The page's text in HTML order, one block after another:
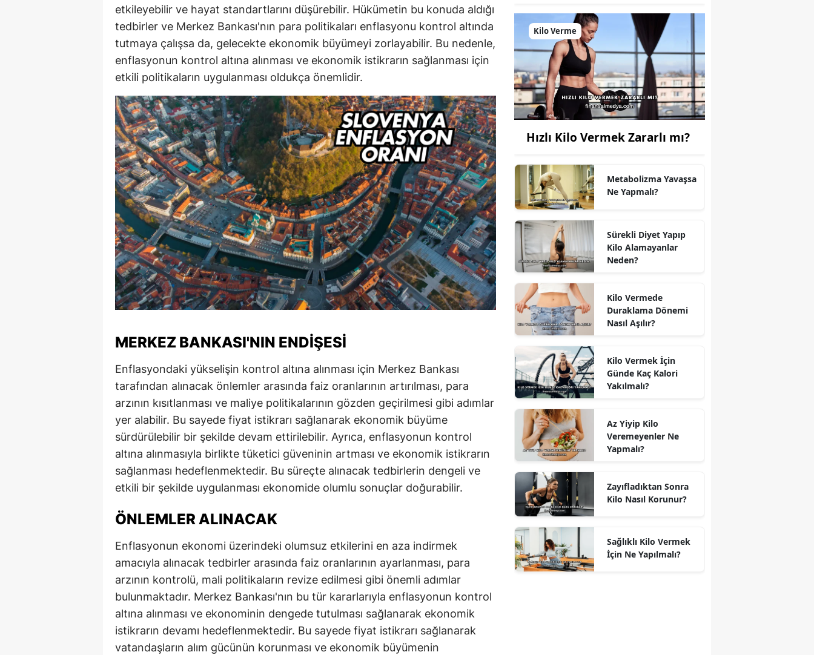
etkileyebilir ve hayat standartlarını düşürebilir. Hükümetin bu konuda aldığı
tedbirler ve Merkez Bankası'nın para politikaları enflasyonu kontrol altında
tutmaya çalışsa da, gelecekte ekonomik büyümeyi zorlayabilir. Bu nedenle,
enflasyonun kontrol altına alınması ve ekonomik istikrarın sağlanması için
etkili politikaların uygulanması oldukça önemlidir.
MERKEZ BANKASI'NIN ENDIŞESI
Enflasyondaki yükselişin kontrol altına alınması için Merkez Bankası
tarafından alınacak önlemler arasında faiz oranlarının artırılması, para
arzının kısıtlanması ve maliye politikalarının gözden geçirilmesi gibi adımlar
yer alabilir. Bu sayede fiyat istikrarı sağlanarak ekonomik büyüme
sürdürülebilir bir şekilde devam ettirilebilir. Ayrıca, enflasyonun kontrol
altına alınmasıyla birlikte tüketici güveninin artması ve ekonomik istikrarın
sağlanması hedeflenmektedir. Bu süreçte alınacak tedbirlerin dengeli ve
etkili bir şekilde uygulanması ekonomide olumlu sonuçlar doğurabilir.
ÖNLEMLER ALINACAK
Enflasyonun ekonomi üzerindeki olumsuz etkilerini en aza indirmek
amacıyla alınacak tedbirler arasında faiz oranlarının ayarlanması, para
arzının kontrolü, mali politikaların revize edilmesi gibi önemli adımlar
bulunmaktadır. Merkez Bankası'nın bu tür kararlarıyla enflasyonun kontrol
altına alınması ve ekonominin dengede tutulması sağlanarak ekonomik
istikrarın devamı hedeflenmektedir. Bu sayede fiyat istikrarı sağlanarak
vatandaşların alım gücünün korunması ve ekonomik büyümenin
Kilo Verme
Hızlı Kilo Vermek Zararlı mı?
Metabolizma Yavaşsa
Ne Yapmalı?
Sürekli Diyet Yapıp
Kilo Alamayanlar
Neden?
Kilo Vermede
Duraklama Dönemi
Nasıl Aşılır?
Kilo Vermek İçin
Günde Kaç Kalori
Yakılmalı?
Az Yiyip Kilo
Veremeyenler Ne
Yapmalı?
Zayıfladıktan Sonra
Kilo Nasıl Korunur?
Sağlıklı Kilo Vermek
İçin Ne Yapılmalı?